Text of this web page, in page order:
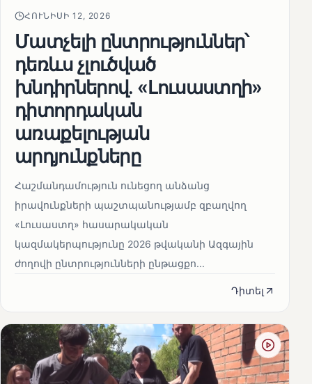
ՀՈՒՆԻՍԻ 12, 2026
Մատչելի ընտրություններ՝
դեռևս չլուծված
խնդիրներով. «Լուսաստղի»
դիտորդական
առաքելության
արդյունքները
Հաշմանդամություն ունեցող անձանց
իրավունքների պաշտպանությամբ զբաղվող
«Լուսաստղ» հասարակական
կազմակերպությունը 2026 թվականի Ազգային
ժողովի ընտրությունների ընթացքո...
Դիտել